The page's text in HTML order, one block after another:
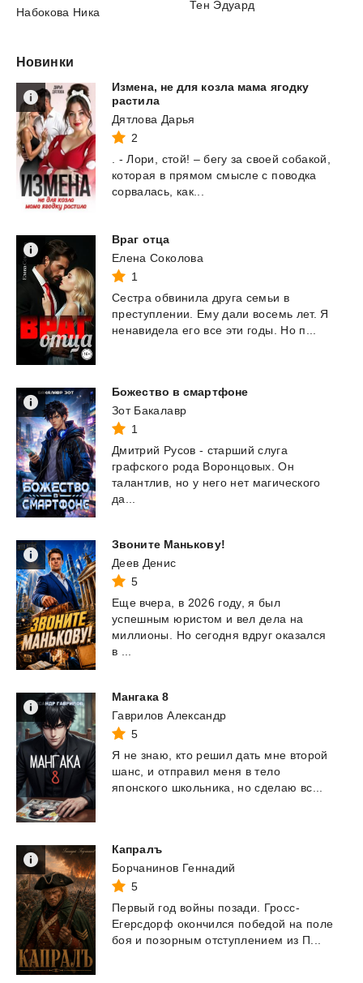
Набокова Ника
Тен Эдуард
Новинки
Измена, не для козла мама ягодку
растила
Дятлова Дарья
2
. - Лори, стой! – бегу за своей собакой,
которая в прямом смысле с поводка
сорвалась, как...
Враг отца
Елена Соколова
1
Сестра обвинила друга семьи в
преступлении. Ему дали восемь лет. Я
ненавидела его все эти годы. Но п...
Божество в смартфоне
Зот Бакалавр
1
Дмитрий Русов - старший слуга
графского рода Воронцовых. Он
талантлив, но у него нет магического
да...
Звоните Манькову!
Деев Денис
5
Еще вчера, в 2026 году, я был
успешным юристом и вел дела на
миллионы. Но сегодня вдруг оказался
в ...
Мангака 8
Гаврилов Александр
5
Я не знаю, кто решил дать мне второй
шанс, и отправил меня в тело
японского школьника, но сделаю вс...
Капралъ
Борчанинов Геннадий
5
Первый год войны позади. Гросс-
Егерсдорф окончился победой на поле
боя и позорным отступлением из П...